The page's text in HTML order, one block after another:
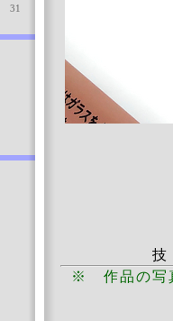
技
※ 作品の写
31